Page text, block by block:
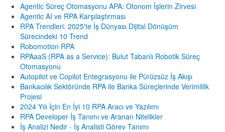
Agentic Süreç Otomasyonu APA: Otonom İşlerin Zirvesi
Agentic AI ve RPA Karşılaştırması
RPA Trendleri: 2025'te İş Dünyası Dijital Dönüşüm
Sürecindeki 10 Trend
Robomotion RPA
RPAaaS (RPA as a Service): Bulut Tabanlı Robotik Süreç
Otomasyonu
Autopilot ve Copilot Entegrasyonu ile Pürüzsüz İş Akışı
Bankacılık Sektöründe RPA ile Banka Süreçlerinde Verimlilik
Projesi
2024 Yılı İçin En İyi 10 RPA Aracı ve Yazılımı
RPA Developer İş Tanımı ve Aranan Nitelikler
İş Analizi Nedir - İş Analisti Görev Tanımı